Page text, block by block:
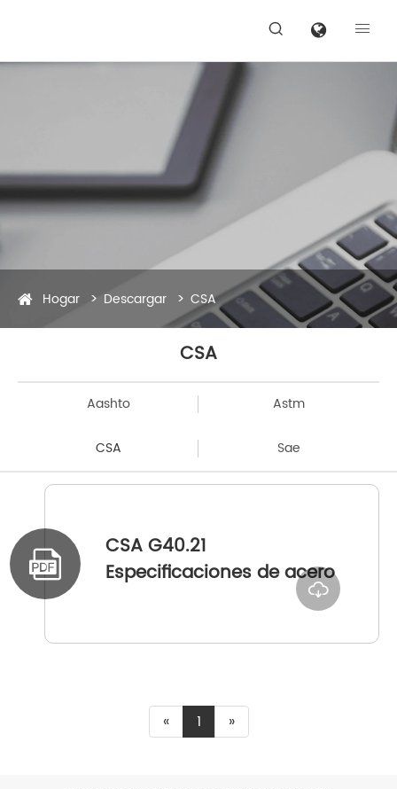
 
Hogar Descargar CSA
CSA
Aashto Astm
CSA Sae

CSA G40.21
Especificaciones de acero

« 1 »